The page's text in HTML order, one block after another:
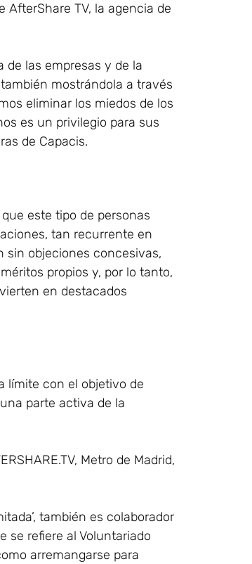
AfterShare TV, la agencia de
de las empresas y de la
mostrándola a través
eliminar los miedos de los
es un privilegio para sus
de Capacis.
este tipo de personas
tan recurrente en
sin objeciones concesivas,
propios y, por lo tanto,
en destacados
límite con el objetivo de
parte activa de la
Metro de Madrid,
también es colaborador
se refiere al Voluntariado
arremangarse para